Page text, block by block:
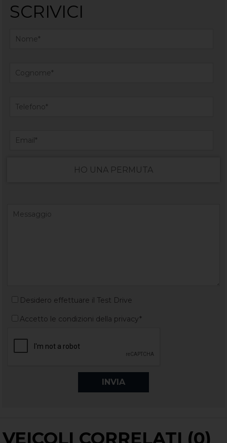
SCRIVICI
HO UNA PERMUTA
Desidero effettuare il Test Drive
Accetto le condizioni della privacy*
VEICOLI CORRELATI (0)